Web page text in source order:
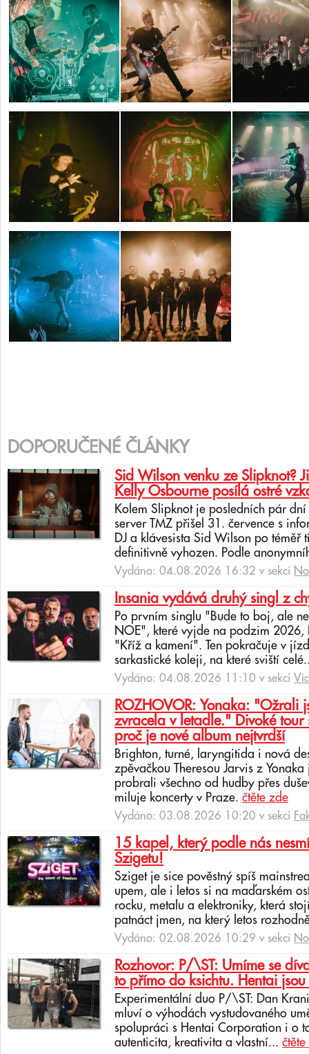
DOPORUČENÉ ČLÁNKY
Sid Wilson venku ze Slipknot?
Kelly Osbourne posílá ostré
Kolem Slipknot je posledních pár
server TMZ přišel 31. července s
DJ a klávesista Sid Wilson po téměř
definitivně vyhozen. Podle
Vydáno: 04.08.2026 16:32 v sekci
Insania vydává druhý singl z
Po prvním singlu "Bude to boj, ale
NOE", které vyjde na podzim 2026,
"Kříž a kamení". Ten pokračuje v
sarkastické koleji, na které sviští
Vydáno: 04.08.2026 11:10 v sekci
ROZHOVOR: Yonaka: "Ožrali
zvracela v letadle." Divoké tour
proč je nové album nejtvrdší
Brighton, turné, laryngitida i nová
zpěvačkou Theresou Jarvis z
probrali všechno od hudby přes
miluje koncerty v Praze. čtěte zde
Vydáno: 03.08.2026 10:20 v sekci
15 kapel, který podle nás
Szigetu!
Sziget je sice pověstný spíš
upem, ale i letos si na maďarském
rocku, metalu a elektroniky, která
patnáct jmen, na který letos
Vydáno: 02.08.2026 10:29 v sekci
Rozhovor: P/\ST: Umíme se
to přímo do ksichtu. Hentai
Experimentální duo P/\ST: Dan
mluví o výhodách vystudovaného
spolupráci s Hentai Corporation i o
autenticita, kreativita a vlastní...